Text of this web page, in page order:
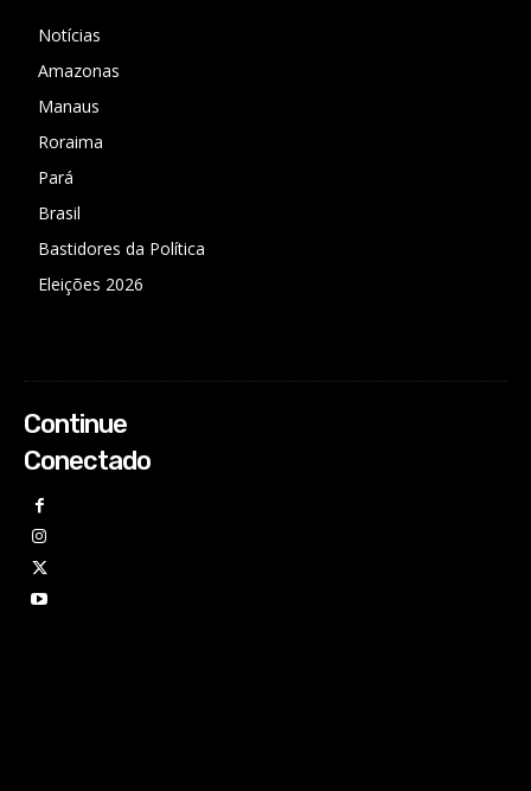
Notícias
Amazonas
Manaus
Roraima
Pará
Brasil
Bastidores da Política
Eleições 2026
Continue
Conectado